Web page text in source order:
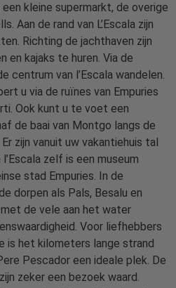
kleine supermarkt, de overige
Aan de rand van L’Escala zijn
Richting de jachthaven zijn
en kajaks te huren. Via de
centrum van l’Escala wandelen.
u via de ruïnes van Empuries
Ook kunt u te voet een
de baai van Montgo langs de
zijn vanuit uw vakantiehuis tal
zelf is een museum
stad Empuries. In de
dorpen als Pals, Besalu en
met de vele aan het water
Voor liefhebbers
is het kilometers lange strand
Pescador een ideale plek. De
zeker een bezoek waard.